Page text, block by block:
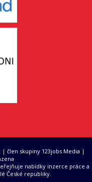
| člen skupiny 123jobs Media |
nabídky inzerce práce a
České republiky.